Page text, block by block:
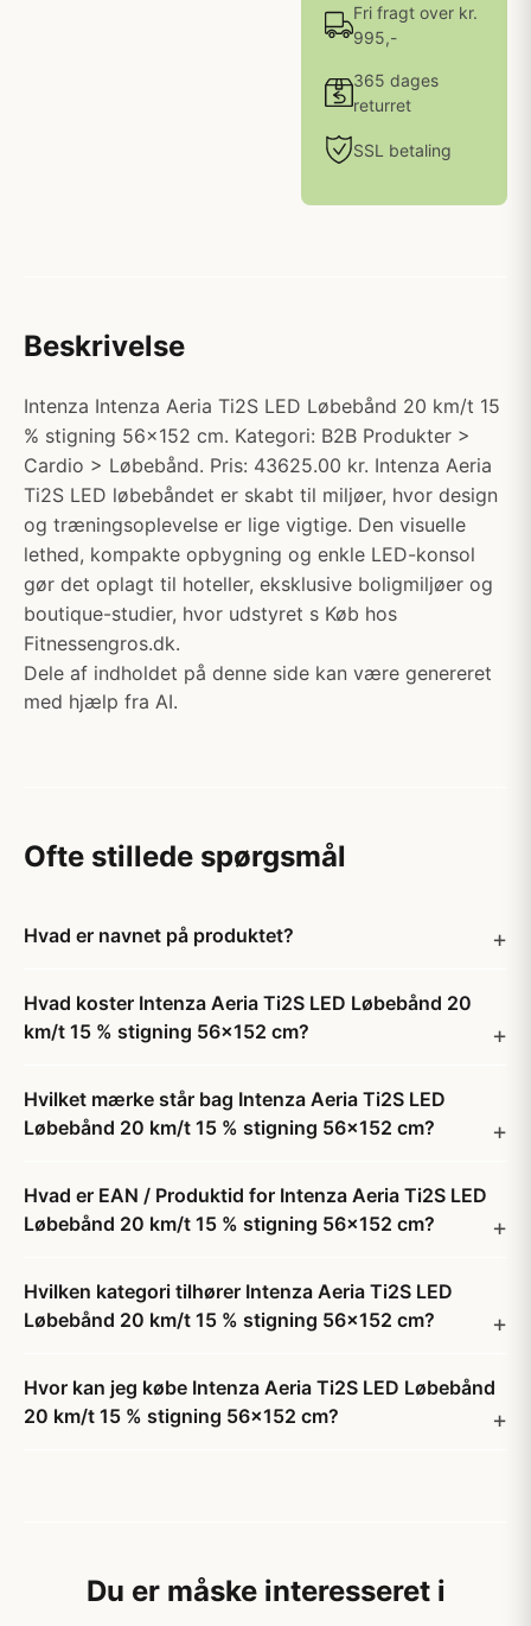
Fri fragt over kr.
995,-
365 dages
returret
SSL betaling
Beskrivelse
Intenza Intenza Aeria Ti2S LED Løbebånd 20 km/t 15
% stigning 56x152 cm. Kategori: B2B Produkter >
Cardio > Løbebånd. Pris: 43625.00 kr. Intenza Aeria
Ti2S LED løbebåndet er skabt til miljøer, hvor design
og træningsoplevelse er lige vigtige. Den visuelle
lethed, kompakte opbygning og enkle LED-konsol
gør det oplagt til hoteller, eksklusive boligmiljøer og
boutique-studier, hvor udstyret s Køb hos
Fitnessengros.dk.
Dele af indholdet på denne side kan være genereret
med hjælp fra AI.
Ofte stillede spørgsmål
Hvad er navnet på produktet?
Hvad koster Intenza Aeria Ti2S LED Løbebånd 20
km/t 15 % stigning 56x152 cm?
Hvilket mærke står bag Intenza Aeria Ti2S LED
Løbebånd 20 km/t 15 % stigning 56x152 cm?
Hvad er EAN / Produktid for Intenza Aeria Ti2S LED
Løbebånd 20 km/t 15 % stigning 56x152 cm?
Hvilken kategori tilhører Intenza Aeria Ti2S LED
Løbebånd 20 km/t 15 % stigning 56x152 cm?
Hvor kan jeg købe Intenza Aeria Ti2S LED Løbebånd
20 km/t 15 % stigning 56x152 cm?
Du er måske interesseret i